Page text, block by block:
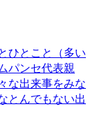
ひとこと（多い
パンセ代表親
な出来事をみな
とんでもない出